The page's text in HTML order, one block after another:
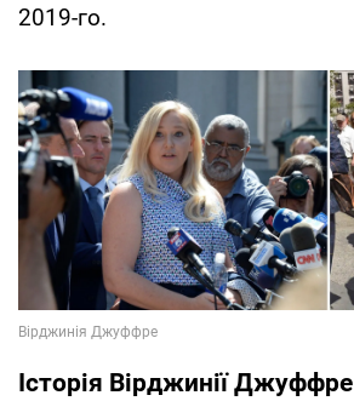
2019-го.
Історія Вірджинії Джуффре